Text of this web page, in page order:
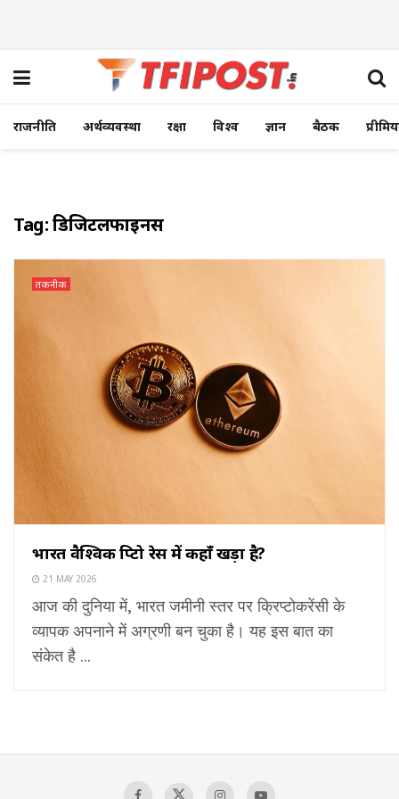
राजनीति अर्थव्यवस्था रक्षा विश्व ज्ञान बैठक
Tag:डिजिटलफाइनेंस
तकनीक
भारत वैश्विक क्रिप्टो रेस में कहाँ खड़ा है?
21 MAY 2026
आज की दुनिया में, भारत जमीनी स्तर पर क्रिप्टोकरेंसी के
व्यापक अपनाने में अग्रणी बन चुका है। यह इस बात का
संकेत है ...